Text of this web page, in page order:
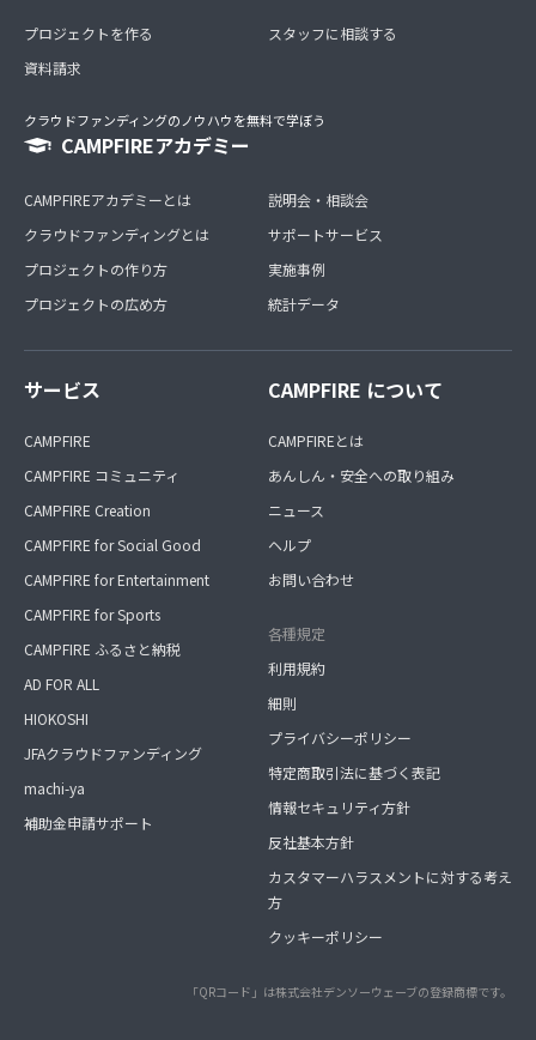
プロジェクトを作る
資料請求
スタッフに相談する
クラウドファンディングのノウハウを無料で学ぼう
CAMPFIREアカデミー
CAMPFIREアカデミーとは
クラウドファンディングとは
プロジェクトの作り方
プロジェクトの広め方
説明会・相談会
サポートサービス
実施事例
統計データ
サービス
CAMPFIRE
CAMPFIRE コミュニティ
CAMPFIRE Creation
CAMPFIRE for Social Good
CAMPFIRE for Entertainment
CAMPFIRE for Sports
CAMPFIRE ふるさと納税
AD FOR ALL
HIOKOSHI
JFAクラウドファンディング
machi-ya
補助金申請サポート
CAMPFIRE について
CAMPFIREとは
あんしん・安全への取り組み
ニュース
ヘルプ
お問い合わせ
各種規定
利用規約
細則
プライバシーポリシー
特定商取引法に基づく表記
情報セキュリティ方針
反社基本方針
カスタマーハラスメントに対する考え
方
クッキーポリシー
「QRコード」は株式会社デンソーウェーブの登録商標です。